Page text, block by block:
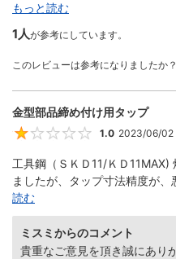
もっと読む
1人が参考にしています。
このレビューは参考になりましたか？
金型部品締め付け用タップ
1
1.0 2023/06/02
工具鋼（ＳＫＤ11/ＫＤ11MAX)
ましたが、タップ寸法精度が
読む
ミスミからのコメント
貴重なご意見を頂き誠にあり